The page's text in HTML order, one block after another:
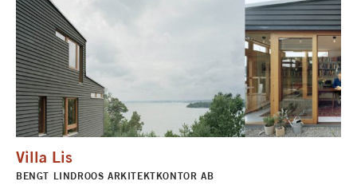
Villa Lis
BENGT LINDROOS ARKITEKTKONTOR AB